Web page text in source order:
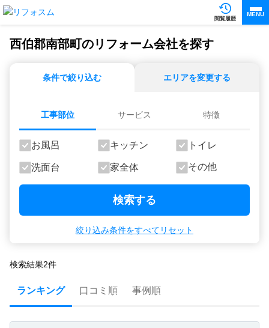
閲覧履歴
MENU
西伯郡南部町のリフォーム会社を探す
条件で絞り込む エリアを変更する
工事部位 サービス 特徴
お風呂 キッチン トイレ
洗面台 家全体 その他
検索する
絞り込み条件をすべてリセット
検索結果2件
ランキング 口コミ順 事例順